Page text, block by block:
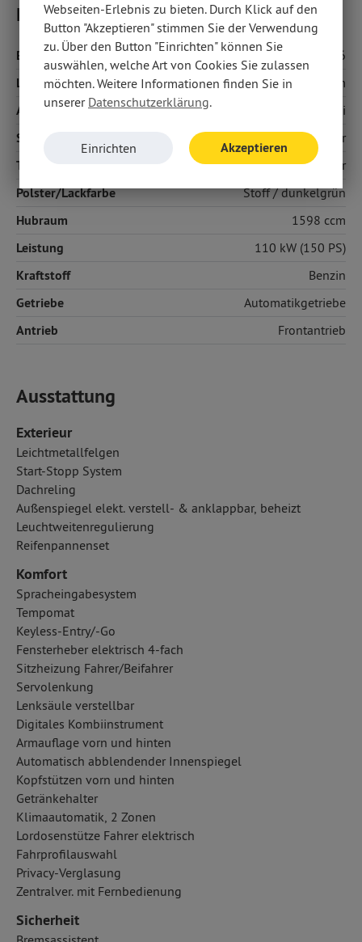
Fahrzeugdetails
Erstzulassung 26.06.2026
Laufleistung 20 km
Aufbauart Kombi
Sitze 5-Sitzer
Türen 5-Türer
Polster/Lackfarbe Stoff/ dunkelgrün
Hubraum 1598 ccm
Leistung 110 kW (150 PS)
Kraftstoff Benzin
Getriebe Automatikgetriebe
Antrieb Frontantrieb
Ausstattung
Exterieur
Leichtmetallfelgen
Start-Stopp System
Dachreling
Außenspiegel elekt. verstell- & anklappbar, beheizt
Leuchtweitenregulierung
Reifenpannenset
Komfort
Spracheingabesystem
Tempomat
Keyless-Entry/-Go
Fensterheber elektrisch 4-fach
Sitzheizung Fahrer/Beifahrer
Servolenkung
Lenksäule verstellbar
Digitales Kombiinstrument
Armauflage vorn und hinten
Automatisch abblendender Innenspiegel
Kopfstützen vorn und hinten
Getränkehalter
Klimaautomatik, 2 Zonen
Lordosenstütze Fahrer elektrisch
Fahrprofilauswahl
Privacy-Verglasung
Zentralver. mit Fernbedienung
Sicherheit
Webseiten-Erlebnis zu bieten. Durch Klick auf den
Button "Akzeptieren" stimmen Sie der Verwendung
zu. Über den Button "Einrichten" können Sie
auswählen, welche Art von Cookies Sie zulassen
möchten. Weitere Informationen finden Sie in
unserer Datenschutzerklärung.
Einrichten Akzeptieren